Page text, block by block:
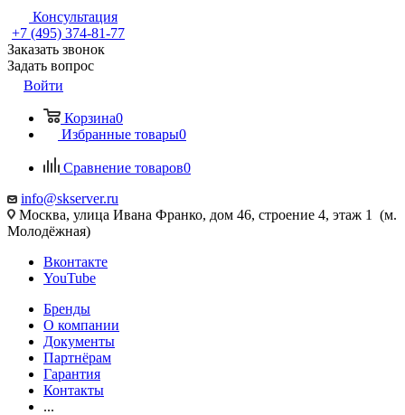
Консультация
+7 (495) 374-81-77
Заказать звонок
Задать вопрос
Войти
Корзина0
Избранные товары0
Сравнение товаров0
info@skserver.ru
Москва, улица Ивана Франко, дом 46, строение 4, этаж 1 (м.
Молодёжная)
Вконтакте
YouTube
Бренды
О компании
Документы
Партнёрам
Гарантия
Контакты
...